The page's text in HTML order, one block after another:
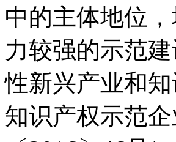
中的主体地位
力较强的示范
性新兴产业和
知识产权示范